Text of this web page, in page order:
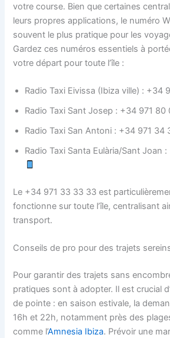
votre course. Bien que certaines
leurs propres applications, le numéro
souvent le plus pratique pour les
Gardez ces numéros essentiels à
votre départ pour toute l’île :
Radio Taxi Eivissa (Ibiza ville) : +34
Radio Taxi Sant Josep : +34 971 80
Radio Taxi San Antoni : +34 971 34
Radio Taxi Santa Eulària/Sant Joan
Le +34 971 33 33 33 est
fonctionne sur toute l’île, centralisant
transport.
Conseils de pro pour des trajets
Pour garantir des trajets sans
pratiques sont à adopter. Il est crucial
de pointe : en saison estivale, la
16h et 22h, notamment près des
comme l’Amnesia Ibiza. Prévoir une